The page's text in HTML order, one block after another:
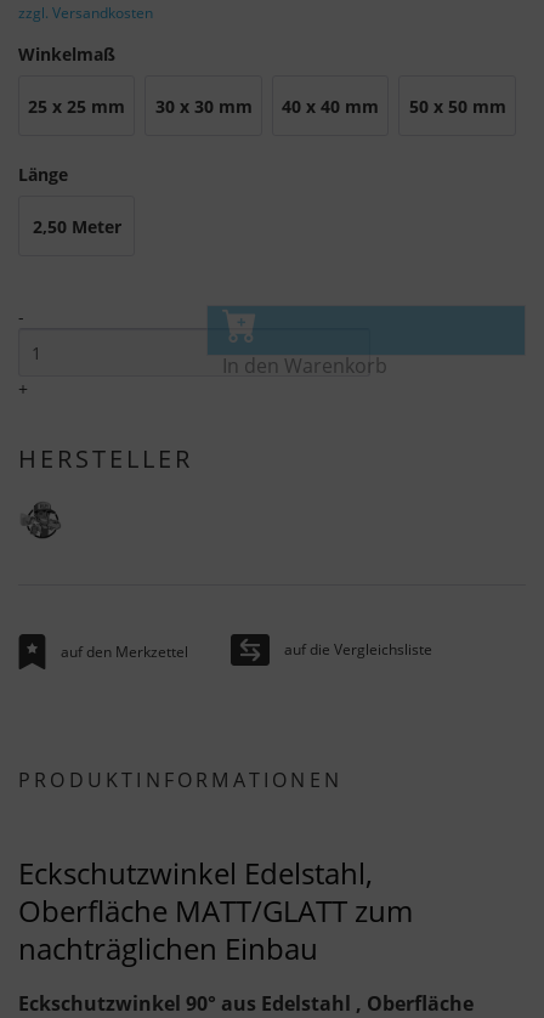
zzgl. Versandkosten
Winkelmaß
25 x 25 mm 30 x 30 mm 40 x 40 mm 50 x 50 mm
Länge
2,50 Meter
-
+
In den Warenkorb
HERSTELLER
auf den Merkzettel auf die Vergleichsliste
PRODUKTINFORMATIONEN
Eckschutzwinkel Edelstahl,
Oberfläche MATT/GLATT zum
nachträglichen Einbau
Eckschutzwinkel 90° aus Edelstahl , Oberfläche